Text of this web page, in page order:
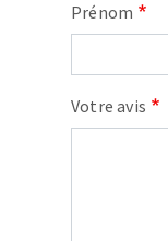
Prénom
Votre avis